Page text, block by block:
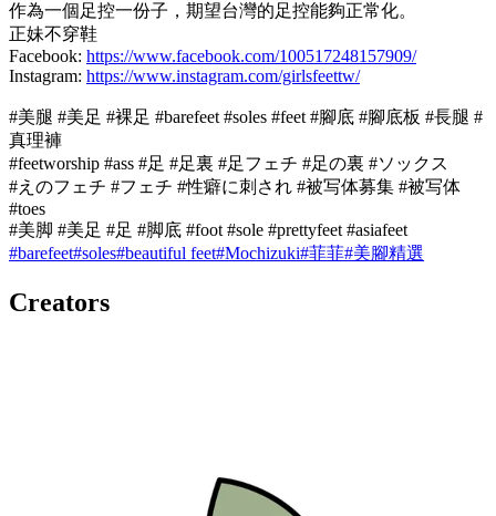
作為一個足控一份子，期望台灣的足控能夠正常化。
正妹不穿鞋
Facebook: https://www.facebook.com/100517248157909/
Instagram: https://www.instagram.com/girlsfeettw/
#美腿 #美足 #裸足 #barefeet #soles #feet #腳底 #腳底板 #長腿 #
真理褲
#feetworship #ass #足 #足裏 #足フェチ #足の裏 #ソックス
#えのフェチ #フェチ #性癖に刺され #被写体募集 #被写体
#toes
#美脚 #美足 #足 #脚底 #foot #sole #prettyfeet #asiafeet
#barefeet#soles#beautiful feet#Mochizuki#菲菲#美腳精選
Creators